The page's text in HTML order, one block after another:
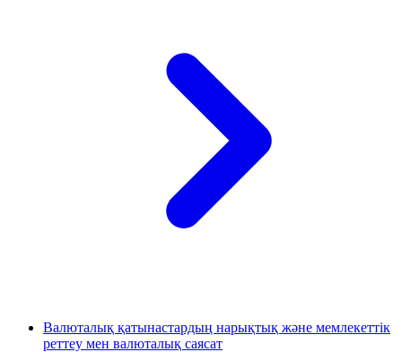
Валюталық қатынастардың нарықтық және мемлекеттік
реттеу мен валюталық саясат